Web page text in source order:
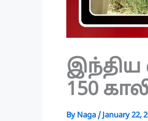
இந்திய
150
By Naga/January 22,